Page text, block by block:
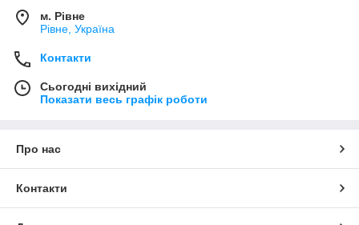
м. Рівне
Рівне, Україна
Контакти
Сьогодні вихідний
Показати весь графік роботи
Про нас
Контакти